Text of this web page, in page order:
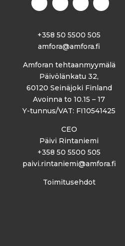
+358 50 5500 505
amfora@amfora.fi
Amforan tehtaanmyymälä
Päivölänkatu 32,
60120 Seinäjoki Finland
Avoinna to 10.15 – 17
Y-tunnus/VAT: FI10541425
CEO
Päivi Rintaniemi
+358 50 5500 505
paivi.rintaniemi@amfora.fi
Toimitusehdot